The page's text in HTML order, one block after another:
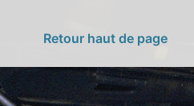
Retour haut de page